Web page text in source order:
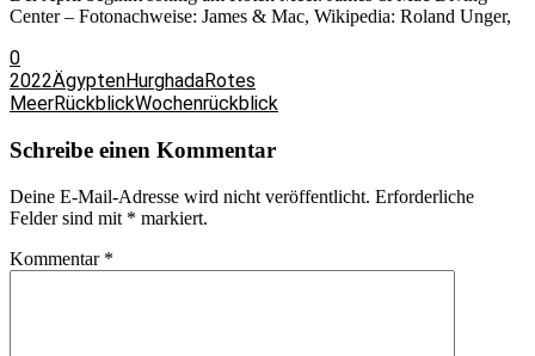
Center – Fotonachweise: James & Mac, Wikipedia: Roland Unger,
0
2022ÄgyptenHurghadaRotes
MeerRückblickWochenrückblick
Schreibe einen Kommentar
Deine E-Mail-Adresse wird nicht veröffentlicht. Erforderliche
Felder sind mit * markiert.
Kommentar *